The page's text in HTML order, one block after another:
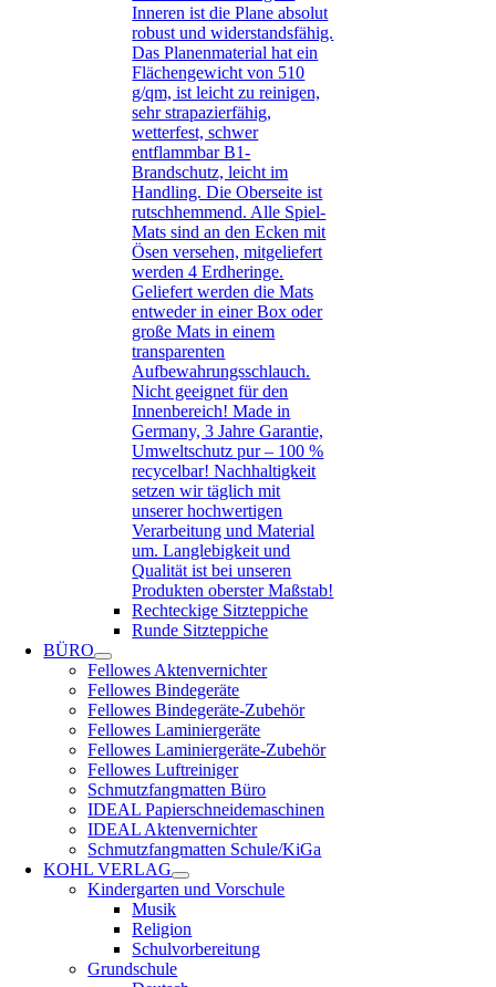
Inneren ist die Plane absolut
robust und widerstandsfähig.
Das Planenmaterial hat ein
Flächengewicht von 510
g/qm, ist leicht zu reinigen,
sehr strapazierfähig,
wetterfest, schwer
entflammbar B1-
Brandschutz, leicht im
Handling. Die Oberseite ist
rutschhemmend. Alle Spiel-
Mats sind an den Ecken mit
Ösen versehen, mitgeliefert
werden 4 Erdheringe.
Geliefert werden die Mats
entweder in einer Box oder
große Mats in einem
transparenten
Aufbewahrungsschlauch.
Nicht geeignet für den
Innenbereich! Made in
Germany, 3 Jahre Garantie,
Umweltschutz pur – 100 %
recycelbar! Nachhaltigkeit
setzen wir täglich mit
unserer hochwertigen
Verarbeitung und Material
um. Langlebigkeit und
Qualität ist bei unseren
Produkten oberster Maßstab!
Rechteckige Sitzteppiche
Runde Sitzteppiche
BÜRO
Fellowes Aktenvernichter
Fellowes Bindegeräte
Fellowes Bindegeräte-Zubehör
Fellowes Laminiergeräte
Fellowes Laminiergeräte-Zubehör
Fellowes Luftreiniger
Schmutzfangmatten Büro
IDEAL Papierschneidemaschinen
IDEAL Aktenvernichter
Schmutzfangmatten Schule/KiGa
KOHL VERLAG
Kindergarten und Vorschule
Musik
Religion
Schulvorbereitung
Grundschule